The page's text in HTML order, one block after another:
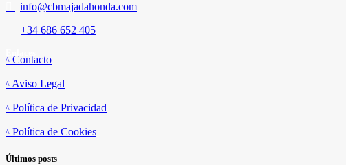
info@cbmajadahonda.com
+34 686 652 405
Contacto
Aviso Legal
Política de Privacidad
Política de Cookies
Últimos posts